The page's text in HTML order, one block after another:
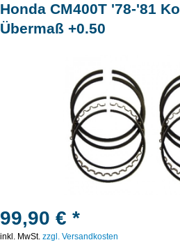
Honda CM400T '78-'81
Übermaß +0.50
99,90 € *
inkl. MwSt. zzgl. Versandkosten